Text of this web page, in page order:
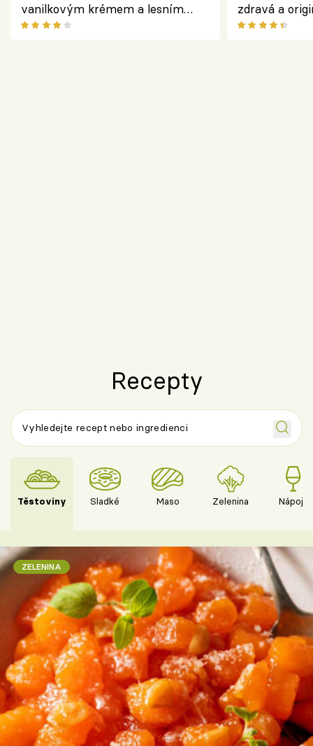
vanilkovým krémem a lesním
ovocem podle Bread Society
zdravá a
klasiky
Recepty
Těstoviny Sladké Maso Zelenina Nápoje
ZELENINA